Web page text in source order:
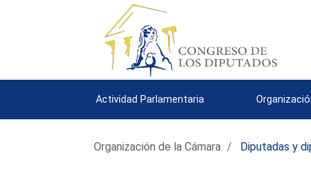
Actividad Parlamentaria
Organización de la Cámara Diputadas y